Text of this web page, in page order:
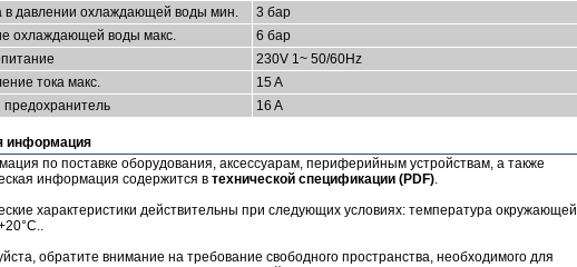
в давлении охлаждающей воды мин.
3 бар
охлаждающей воды макс.
6 бар
230V 1~ 50/60Hz
тока макс.
15 A
предохранитель
16 A
информация
по поставке оборудования, аксессуарам, периферийным устройствам, а также
информация содержится в технической спецификации (РDF).
характеристики действительны при следующих условиях: температура окружающей
обратите внимание на требование свободного пространства, необходимого для